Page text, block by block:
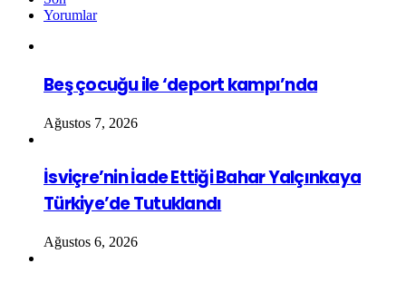
Yorumlar
Beş çocuğu ile ‘deport kampı’nda
Ağustos 7, 2026
İsviçre’nin İade Ettiği Bahar Yalçınkaya
Türkiye’de Tutuklandı
Ağustos 6, 2026